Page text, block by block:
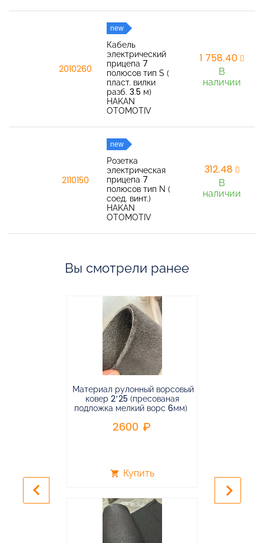
2010260
new
Кабель
электрический
прицепа 7
полюсов тип S (
пласт. вилки
разб. 3.5 м)
HAKAN
OTOMOTIV
1 758,40
В
наличии
2110150
new
Розетка
электрическая
прицепа 7
полюсов тип N (
соед. винт.)
HAKAN
OTOMOTIV
312,48
В
наличии
Вы смотрели ранее
Материал рулонный ворсовый
ковер 2*25 (пресованая
подложка мелкий ворс 6мм)
2600
shopping_cart Купить
keyboard_arrow_left keyboard_arrow_right